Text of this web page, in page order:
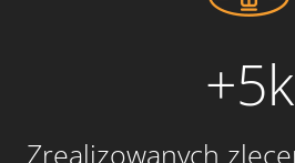
+5k
Zrealizowanych